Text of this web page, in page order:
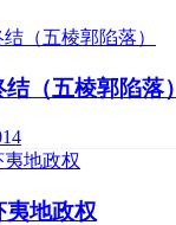
（五棱郭陷落）
夷地政权